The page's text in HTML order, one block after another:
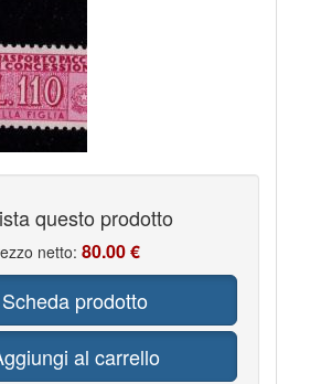
questo prodotto
netto: 80.00 €
Scheda prodotto
al carrello